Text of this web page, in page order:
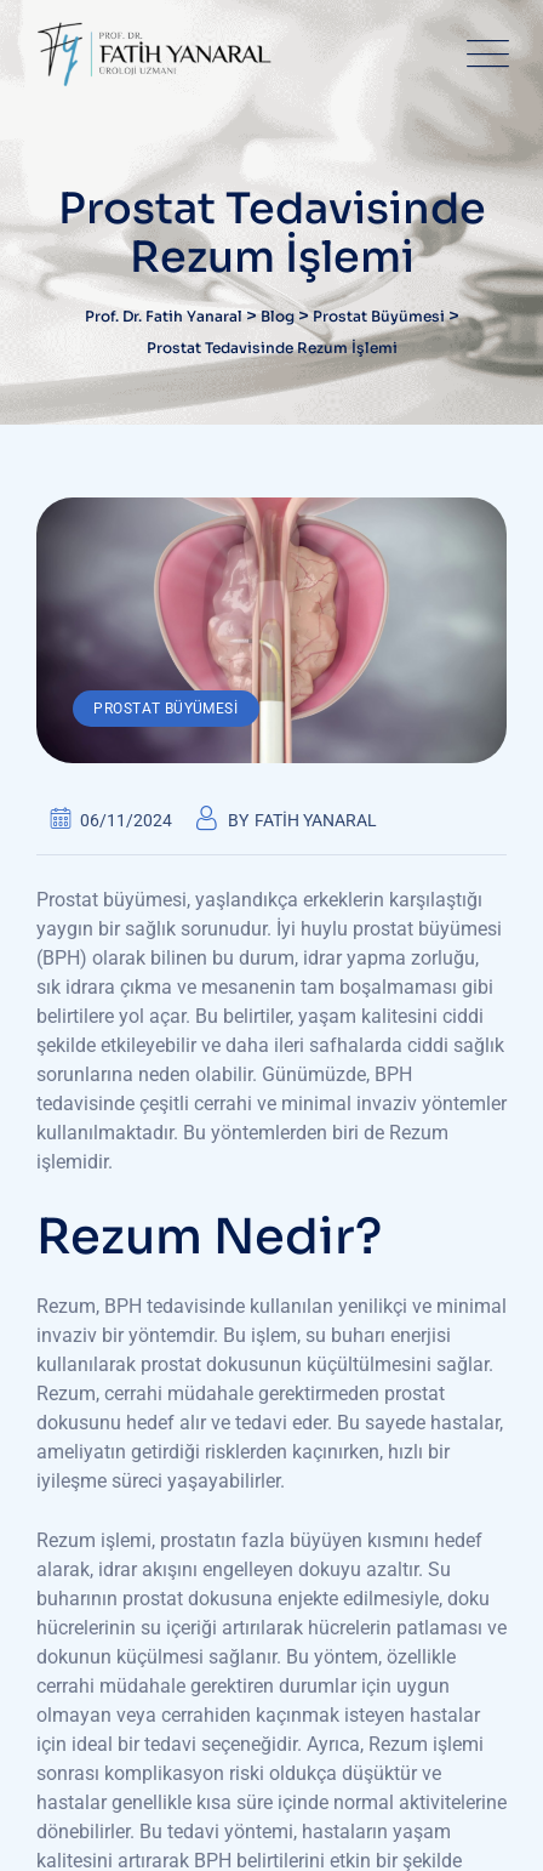
content
Prostat Tedavisinde
Rezum İşlemi
Prof. Dr. Fatih Yanaral>Blog>Prostat Büyümesi>
Prostat Tedavisinde Rezum İşlemi
PROSTAT BÜYÜMESI
06/11/2024 BY FATIH YANARAL
Prostat büyümesi, yaşlandıkça erkeklerin karşılaştığı
yaygın bir sağlık sorunudur. İyi huylu prostat büyümesi
(BPH) olarak bilinen bu durum, idrar yapma zorluğu,
sık idrara çıkma ve mesanenin tam boşalmaması gibi
belirtilere yol açar. Bu belirtiler, yaşam kalitesini ciddi
şekilde etkileyebilir ve daha ileri safhalarda ciddi sağlık
sorunlarına neden olabilir. Günümüzde, BPH
tedavisinde çeşitli cerrahi ve minimal invaziv yöntemler
kullanılmaktadır. Bu yöntemlerden biri de Rezum
işlemidir.
Rezum Nedir?
Rezum, BPH tedavisinde kullanılan yenilikçi ve minimal
invaziv bir yöntemdir. Bu işlem, su buharı enerjisi
kullanılarak prostat dokusunun küçültülmesini sağlar.
Rezum, cerrahi müdahale gerektirmeden prostat
dokusunu hedef alır ve tedavi eder. Bu sayede hastalar,
ameliyatın getirdiği risklerden kaçınırken, hızlı bir
iyileşme süreci yaşayabilirler.
Rezum işlemi, prostatın fazla büyüyen kısmını hedef
alarak, idrar akışını engelleyen dokuyu azaltır. Su
buharının prostat dokusuna enjekte edilmesiyle, doku
hücrelerinin su içeriği artırılarak hücrelerin patlaması ve
dokunun küçülmesi sağlanır. Bu yöntem, özellikle
cerrahi müdahale gerektiren durumlar için uygun
olmayan veya cerrahiden kaçınmak isteyen hastalar
için ideal bir tedavi seçeneğidir. Ayrıca, Rezum işlemi
sonrası komplikasyon riski oldukça düşüktür ve
hastalar genellikle kısa süre içinde normal aktivitelerine
dönebilirler. Bu tedavi yöntemi, hastaların yaşam
kalitesini artırarak BPH belirtilerini etkin bir şekilde